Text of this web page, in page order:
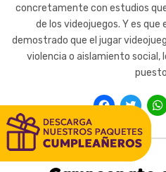
concretamente con estudios
de los videojuegos. Y es que
demostrado que el jugar
violencia o aislamiento social,